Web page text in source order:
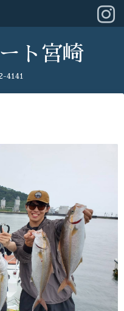
ト宮崎
4141